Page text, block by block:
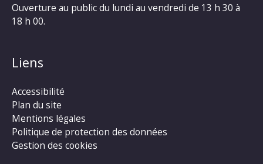
Ouverture au public du lundi au vendredi de 13 h 30 à
18 h 00.
Liens
Accessibilité
Plan du site
Mentions légales
Politique de protection des données
Gestion des cookies